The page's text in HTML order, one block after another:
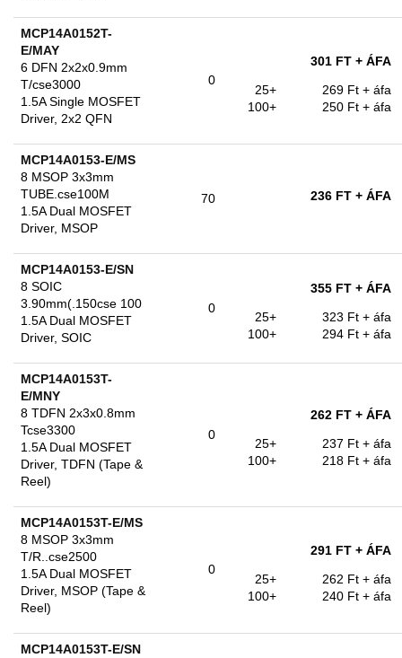
MCP14A0152T-
E/MAY
6 DFN 2x2x0.9mm
T/cse3000
1.5A Single MOSFET
Driver, 2x2 QFN
0
301 FT + ÁFA
25+
269 Ft + áfa
100+
250 Ft + áfa
MCP14A0153-E/MS
8 MSOP 3x3mm
TUBE.cse100M
1.5A Dual MOSFET
Driver, MSOP
70 236 FT + ÁFA
MCP14A0153-E/SN
8 SOIC
3.90mm(.150cse 100
1.5A Dual MOSFET
Driver, SOIC
0
355 FT + ÁFA
25+
323 Ft + áfa
100+
294 Ft + áfa
MCP14A0153T-
E/MNY
8 TDFN 2x3x0.8mm
Tcse3300
1.5A Dual MOSFET
Driver, TDFN (Tape &
Reel)
0
262 FT + ÁFA
25+
237 Ft + áfa
100+
218 Ft + áfa
MCP14A0153T-E/MS
8 MSOP 3x3mm
T/R..cse2500
1.5A Dual MOSFET
Driver, MSOP (Tape &
Reel)
0
291 FT + ÁFA
25+
262 Ft + áfa
100+
240 Ft + áfa
MCP14A0153T-E/SN